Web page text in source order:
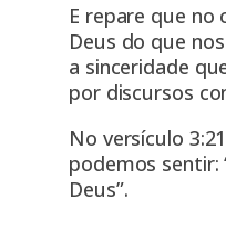
E repare que no
Deus do que
a sinceridade
por discursos
No versículo
podemos sentir:
Deus”.